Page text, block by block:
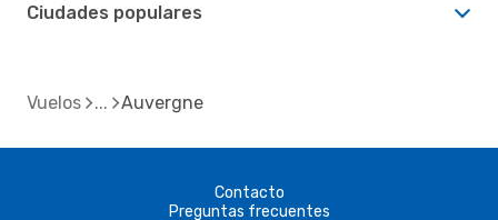
Ciudades populares
Vuelos Auvergne
Contacto
Preguntas frecuentes